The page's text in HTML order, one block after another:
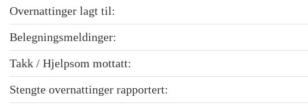
Overnattinger lagt til:
Belegningsmeldinger:
Takk / Hjelpsom mottatt:
Stengte overnattinger rapportert: